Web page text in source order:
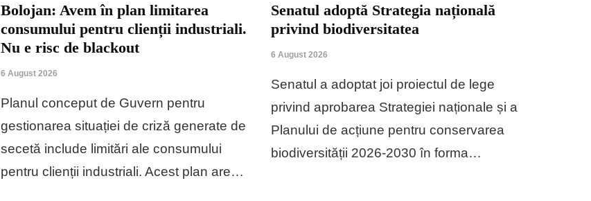
Bolojan: Avem în plan limitarea
consumului pentru clienții industriali.
Nu e risc de blackout
6 August 2026
Planul conceput de Guvern pentru
gestionarea situației de criză generate de
secetă include limitări ale consumului
pentru clienții industriali. Acest plan are…
Senatul adoptă Strategia națională
privind biodiversitatea
6 August 2026
Senatul a adoptat joi proiectul de lege
privind aprobarea Strategiei naționale și a
Planului de acțiune pentru conservarea
biodiversității 2026-2030 în forma…